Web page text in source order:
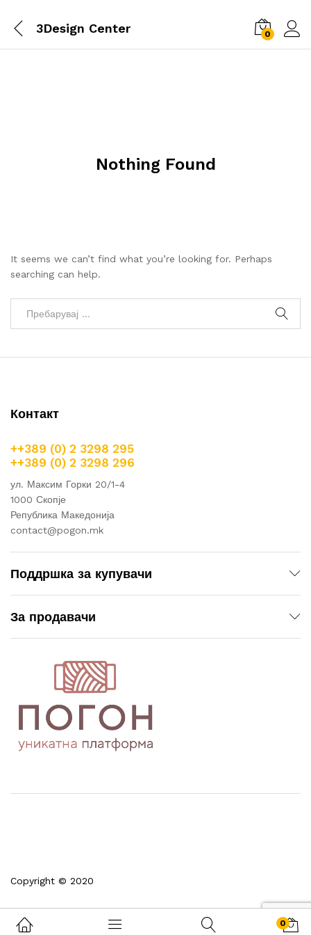
3Design Center 0
Nothing Found
It seems we can’t find what you’re looking for. Perhaps
searching can help.
Контакт
++389 (0) 2 3298 295
++389 (0) 2 3298 296
ул. Максим Горки 20/1-4
1000 Скопје
Република Македонија
contact@pogon.mk
Поддршка за купувачи
За продавачи
Copyright © 2020
0